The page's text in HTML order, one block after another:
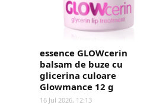
essence GLOWcerin
balsam de buze cu
glicerina culoare
Glowmance 12 g
16 Jul 2026, 12:13